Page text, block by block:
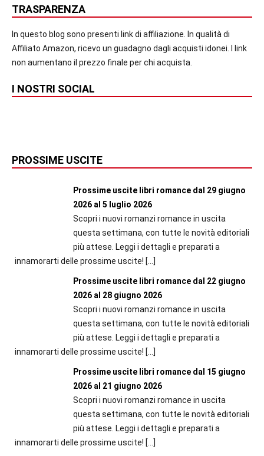
TRASPARENZA
In questo blog sono presenti link di affiliazione. In qualità di
Affiliato Amazon, ricevo un guadagno dagli acquisti idonei. I link
non aumentano il prezzo finale per chi acquista.
I NOSTRI SOCIAL
PROSSIME USCITE
Prossime uscite libri romance dal 29 giugno
2026 al 5 luglio 2026
Scopri i nuovi romanzi romance in uscita
questa settimana, con tutte le novità editoriali
più attese. Leggi i dettagli e preparati a
innamorarti delle prossime uscite! […]
Prossime uscite libri romance dal 22 giugno
2026 al 28 giugno 2026
Scopri i nuovi romanzi romance in uscita
questa settimana, con tutte le novità editoriali
più attese. Leggi i dettagli e preparati a
innamorarti delle prossime uscite! […]
Prossime uscite libri romance dal 15 giugno
2026 al 21 giugno 2026
Scopri i nuovi romanzi romance in uscita
questa settimana, con tutte le novità editoriali
più attese. Leggi i dettagli e preparati a
innamorarti delle prossime uscite! […]